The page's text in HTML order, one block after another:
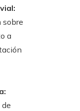
sobre
a